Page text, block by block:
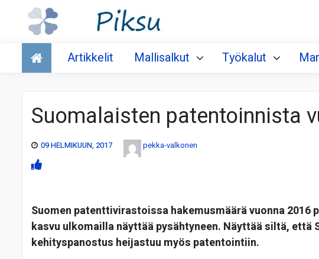
Talous
Artikkelit Mallisalkut Työkalut
Suomalaisten patentoinnista
09 HELMIKUUN, 2017 pekka-valkonen
Suomen patenttivirastoissa hakemusmäärä vuonna 2016
kasvu ulkomailla näyttää pysähtyneen. Näyttää siltä, että
kehityspanostus heijastuu myös patentointiin.